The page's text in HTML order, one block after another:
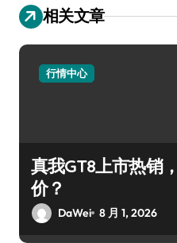
相关文章
行情中心
真我GT8上市热销
价？
DaWei 8 月 1, 2026